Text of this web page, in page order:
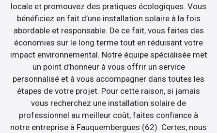
locale et promouvez des pratiques écologiques. Vous
bénéficiez en fait d’une installation solaire à la fois
abordable et responsable. De ce fait, vous faites des
économies sur le long terme tout en réduisant votre
impact environnemental. Notre équipe spécialisée met
un point d’honneur à vous offrir un service
personnalisé et à vous accompagner dans toutes les
étapes de votre projet. Pour cette raison, si jamais
vous recherchez une installation solaire de
professionnel au meilleur coût, faites confiance à
notre entreprise à Fauquembergues (62). Certes, nous